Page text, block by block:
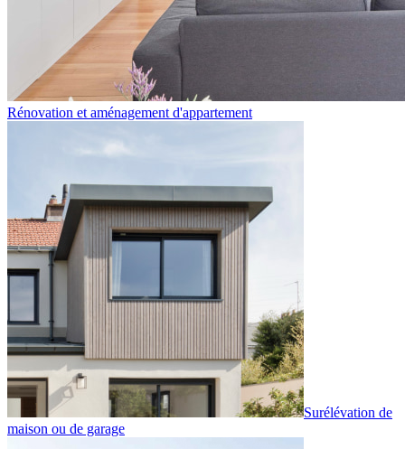
Rénovation et aménagement d'appartement
Surélévation de
maison ou de garage